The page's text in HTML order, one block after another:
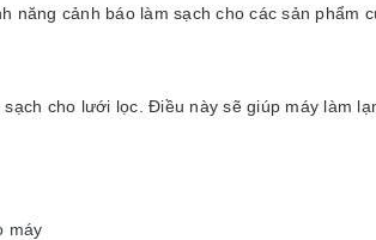
cảnh báo làm sạch cho các sản phẩm
cho lưới lọc. Điều này sẽ giúp máy làm
máy